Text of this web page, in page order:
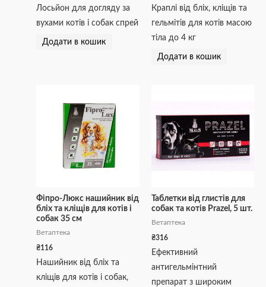
Лосьйон для догляду за
вухами котів і собак спрей
Додати в кошик
Краплі від бліх, кліщів та
гельмітів для котів масою
тіла до 4 кг
Додати в кошик
Фіпро-Люкс нашийник від
бліх та кліщів для котів і
собак 35 см
Ветаптека
₴116
Нашийник від бліх та
кліщів для котів і собак,
Таблетки від глистів для
собак та котів Prazel, 5 шт.
Ветаптека
₴316
Ефективний
антигельмінтний
препарат з широким